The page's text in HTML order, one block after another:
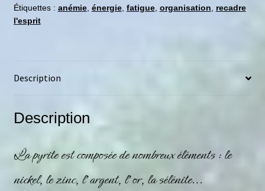
Étiquettes : anémie, énergie, fatigue, organisation
recadre
l'esprit
Description
Description
La pyrite est composée de nombreux éléments : le
nickel, le zinc, l’argent, l’or, lasélénite…